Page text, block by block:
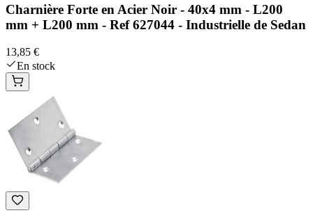
Charnière Forte en Acier Noir - 40x4 mm - L200
mm + L200 mm - Ref 627044 - Industrielle de Sedan
13,85 €
En stock